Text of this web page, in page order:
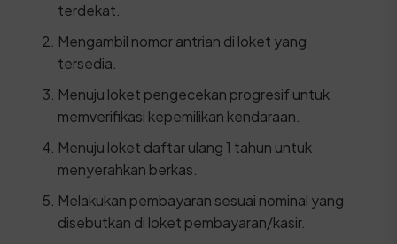
terdekat.
Mengambil nomor antrian di loket yang
tersedia.
Menuju loket pengecekan progresif untuk
memverifikasi kepemilikan kendaraan.
Menuju loket daftar ulang 1 tahun untuk
menyerahkan berkas.
Melakukan pembayaran sesuai nominal yang
disebutkan di loket pembayaran/kasir.